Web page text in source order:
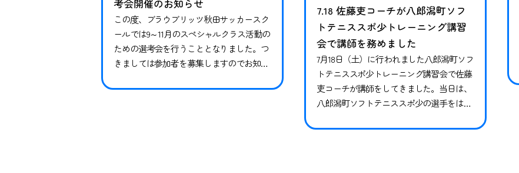
考会開催のお知らせ
この度、ブラウブリッツ秋田サッカースク
ールでは9～11月のスペシャルクラス活動の
ための選考会を行うこととなりました。つ
きましては参加者を募集しますのでお知ら
中の方も継続ではありませんので、必ずお
7.18 佐藤吏コーチが八郎潟町ソフ
トテニススポ少トレーニング講習
会で講師を務めました
7月18日（土）に行われました八郎潟町ソフ
トテニススポ少トレーニング講習会で佐藤
吏コーチが講師をしてきました。当日は、
八郎潟町ソフトテニススポ少の選手をはじ
選手が集まってくれ、約50名に参加いただ